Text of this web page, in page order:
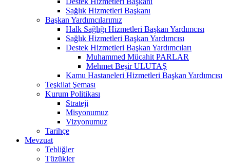
Sağlık Hizmetleri Başkanı
Başkan Yardımcılarımız
Halk Sağlığı Hizmetleri Başkan Yardımcısı
Sağlık Hizmetleri Başkan Yardımcısı
Destek Hizmetleri Başkan Yardımcıları
Muhammed Mücahit PARLAR
Mehmet Beşir ULUTAŞ
Kamu Hastaneleri Hizmetleri Başkan Yardımcısı
Teşkilat Şeması
Kurum Politikası
Strateji
Misyonumuz
Vizyonumuz
Tarihçe
Mevzuat
Tebliğler
Tüzükler